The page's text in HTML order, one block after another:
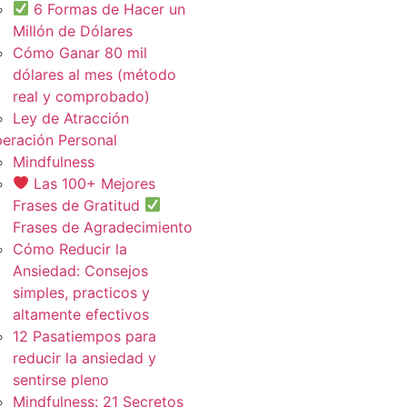
6 Formas de Hacer un
Millón de Dólares
Cómo Ganar 80 mil
dólares al mes (método
real y comprobado)
Ley de Atracción
Personal
Mindfulness
Las 100+ Mejores
Frases de Gratitud
Frases de Agradecimiento
Cómo Reducir la
Ansiedad: Consejos
simples, practicos y
altamente efectivos
12 Pasatiempos para
reducir la ansiedad y
sentirse pleno
Mindfulness: 21 Secretos